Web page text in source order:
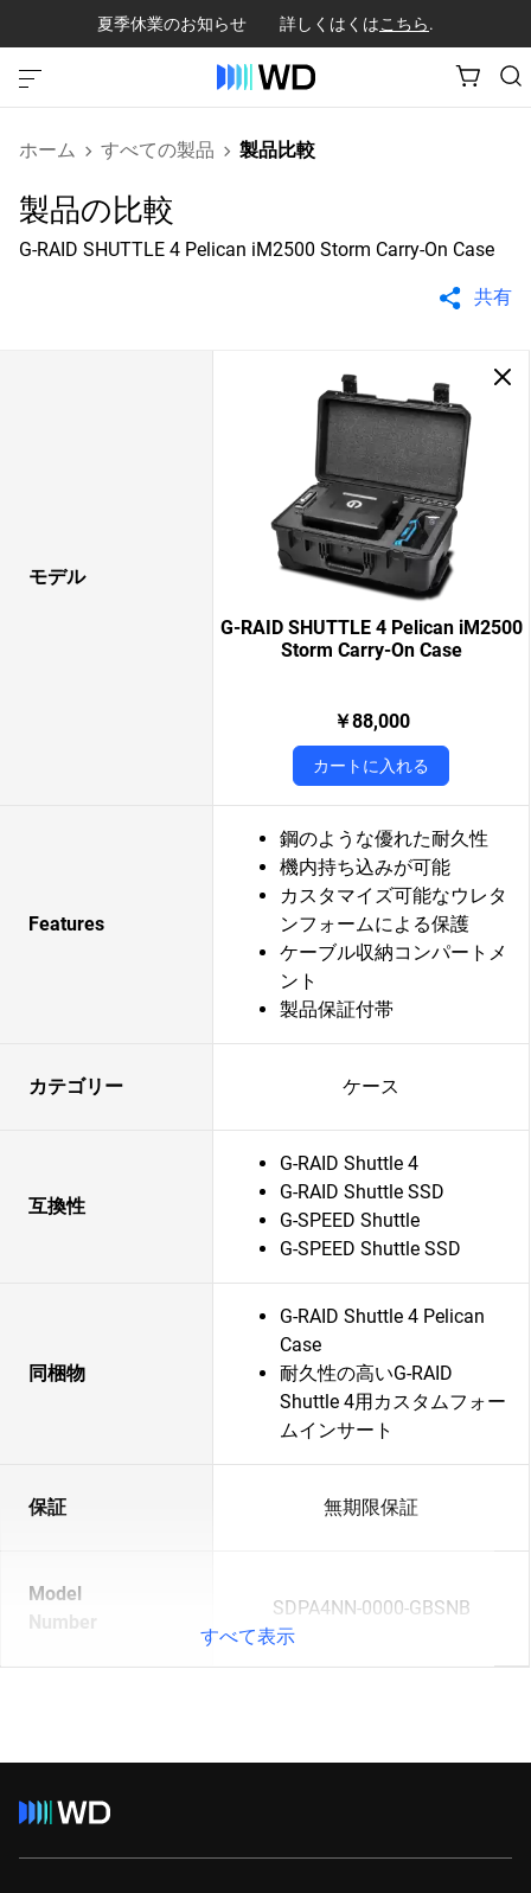
夏季休業のお知らせ 詳しくはくはこちら.
ホーム すべての製品 製品比較
製品の比較
G-RAID SHUTTLE 4 Pelican iM2500 Storm Carry-On Case
共有
モデル
G-RAID SHUTTLE 4 Pelican iM2500
Storm Carry-On Case
￥88,000
カートに入れる
Features
鋼のような優れた耐久性
機内持ち込みが可能
カスタマイズ可能なウレタ
ンフォームによる保護
ケーブル収納コンパートメ
ント
製品保証付帯
カテゴリー ケース
互換性
G-RAID Shuttle 4
G-RAID Shuttle SSD
G-SPEED Shuttle
G-SPEED Shuttle SSD
同梱物
G-RAID Shuttle 4 Pelican
Case
耐久性の高いG-RAID
Shuttle 4用カスタムフォー
ムインサート
保証 無期限保証
Model
Number
SDPA4NN-0000-GBSNB
すべて表示